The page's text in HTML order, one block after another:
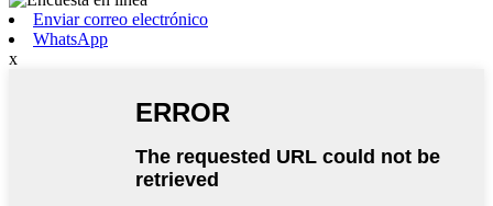
Enviar correo electrónico
WhatsApp
x